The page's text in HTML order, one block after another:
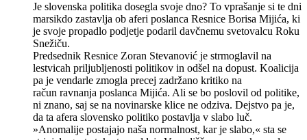
Je slovenska politika dosegla svoje dno? To vprašanje si te dni
marsikdo zastavlja ob aferi poslanca Resnice Borisa Mijića, ki
je svoje propadlo podjetje podaril davčnemu svetovalcu Roku
Snežiču.
Predsednik Resnice Zoran Stevanović je strmoglavil na
lestvicah priljubljenosti politikov in odšel na dopust. Koalicija
pa je vendarle zmogla precej zadržano kritiko na
račun ravnanja poslanca Mijića. Ali se bo poslovil od politike,
ni znano, saj se na novinarske klice ne odziva. Dejstvo pa je,
da ta afera slovensko politiko postavlja v slabo luč.
»Anomalije postajajo naša normalnost, kar je slabo,« sta se